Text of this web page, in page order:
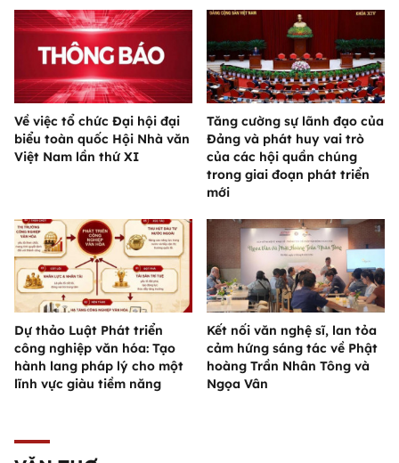
Về việc tổ chức Đại hội đại
biểu toàn quốc Hội Nhà văn
Việt Nam lần thứ XI
Tăng cường sự lãnh đạo của
Đảng và phát huy vai trò
của các hội quần chúng
trong giai đoạn phát triển
mới
Dự thảo Luật Phát triển
công nghiệp văn hóa: Tạo
hành lang pháp lý cho một
lĩnh vực giàu tiềm năng
Kết nối văn nghệ sĩ, lan tỏa
cảm hứng sáng tác về Phật
hoàng Trần Nhân Tông và
Ngọa Vân